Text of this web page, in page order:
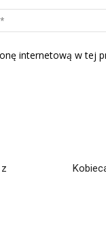
internetową w tej